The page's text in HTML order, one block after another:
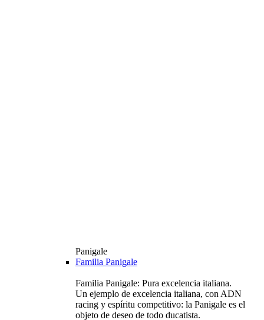
Panigale
Familia Panigale
Familia Panigale: Pura excelencia italiana.
Un ejemplo de excelencia italiana, con ADN
racing y espíritu competitivo: la Panigale es el
objeto de deseo de todo ducatista.